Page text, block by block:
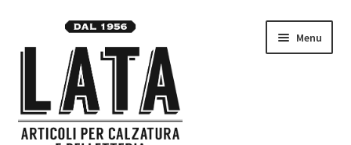
alla
navigazione
al
contenuto
Menu